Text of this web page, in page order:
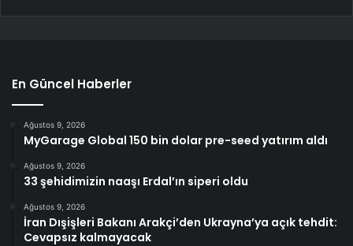
En Güncel Haberler
Ağustos 9, 2026
MyGarage Global 150 bin dolar pre-seed yatırım aldı
Ağustos 9, 2026
33 şehidimizin naaşı Erdal’ın siperi oldu
Ağustos 9, 2026
İran Dışişleri Bakanı Arakçi’den Ukrayna’ya açık tehdit:
Cevapsız kalmayacak